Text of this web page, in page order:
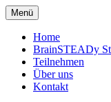
Menü
Home
BrainSTEADy
Teilnehmen
Über uns
Kontakt